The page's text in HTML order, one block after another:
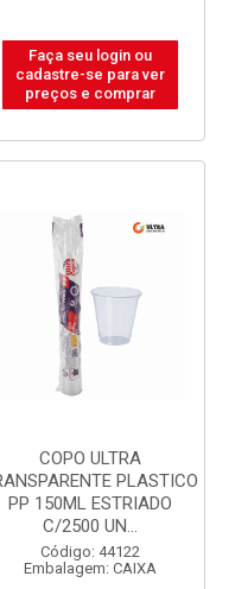
Faça seu login ou
cadastre-se para ver
preços e comprar
COPO ULTRA
PLASTICO
PP 150ML ESTRIADO
C/2500 UN...
Código: 44122
Embalagem: CAIXA